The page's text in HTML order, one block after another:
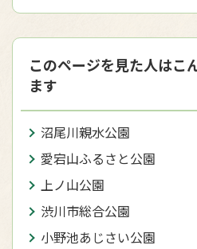
このページを見た人はこ
ます
沼尾川親水公園
愛宕山ふるさと公園
上ノ山公園
渋川市総合公園
小野池あじさい公園